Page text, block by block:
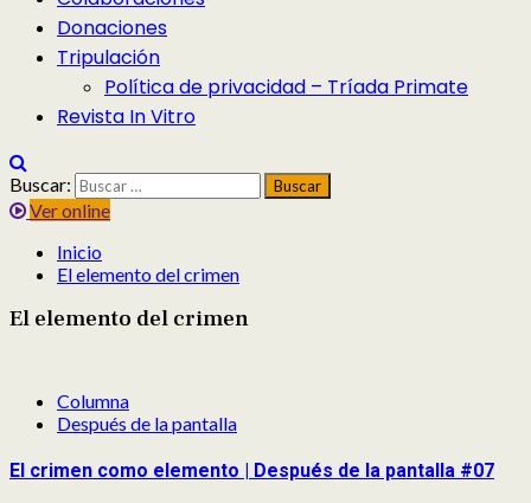
Donaciones
Tripulación
Política de privacidad – Tríada Primate
Revista In Vitro
Buscar:
Ver online
Inicio
El elemento del crimen
El elemento del crimen
Columna
Después de la pantalla
El crimen como elemento | Después de la pantalla #07